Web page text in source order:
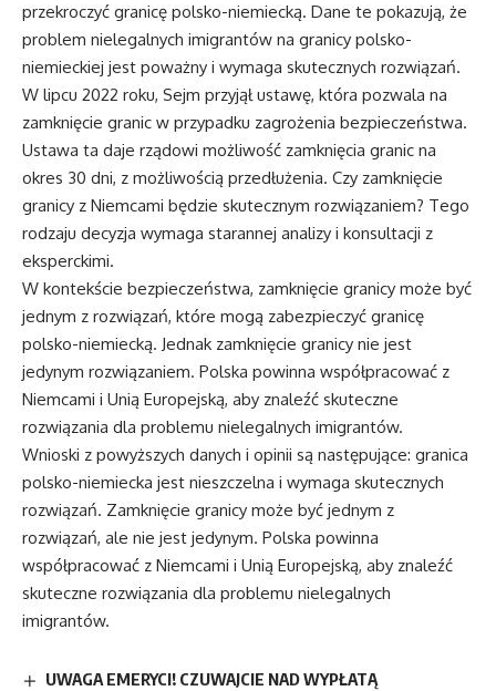
przekroczyć granicę polsko-niemiecką. Dane te pokazują, że
problem nielegalnych imigrantów na granicy polsko-
niemieckiej jest poważny i wymaga skutecznych rozwiązań.
W lipcu 2022 roku, Sejm przyjął ustawę, która pozwala na
zamknięcie granic w przypadku zagrożenia bezpieczeństwa.
Ustawa ta daje rządowi możliwość zamknięcia granic na
okres 30 dni, z możliwością przedłużenia. Czy zamknięcie
granicy z Niemcami będzie skutecznym rozwiązaniem? Tego
rodzaju decyzja wymaga starannej analizy i konsultacji z
eksperckimi.
W kontekście bezpieczeństwa, zamknięcie granicy może być
jednym z rozwiązań, które mogą zabezpieczyć granicę
polsko-niemiecką. Jednak zamknięcie granicy nie jest
jedynym rozwiązaniem. Polska powinna współpracować z
Niemcami i Unią Europejską, aby znaleźć skuteczne
rozwiązania dla problemu nielegalnych imigrantów.
Wnioski z powyższych danych i opinii są następujące: granica
polsko-niemiecka jest nieszczelna i wymaga skutecznych
rozwiązań. Zamknięcie granicy może być jednym z
rozwiązań, ale nie jest jedynym. Polska powinna
współpracować z Niemcami i Unią Europejską, aby znaleźć
skuteczne rozwiązania dla problemu nielegalnych
imigrantów.
UWAGA EMERYCI! CZUWAJCIE NAD WYPŁATĄ